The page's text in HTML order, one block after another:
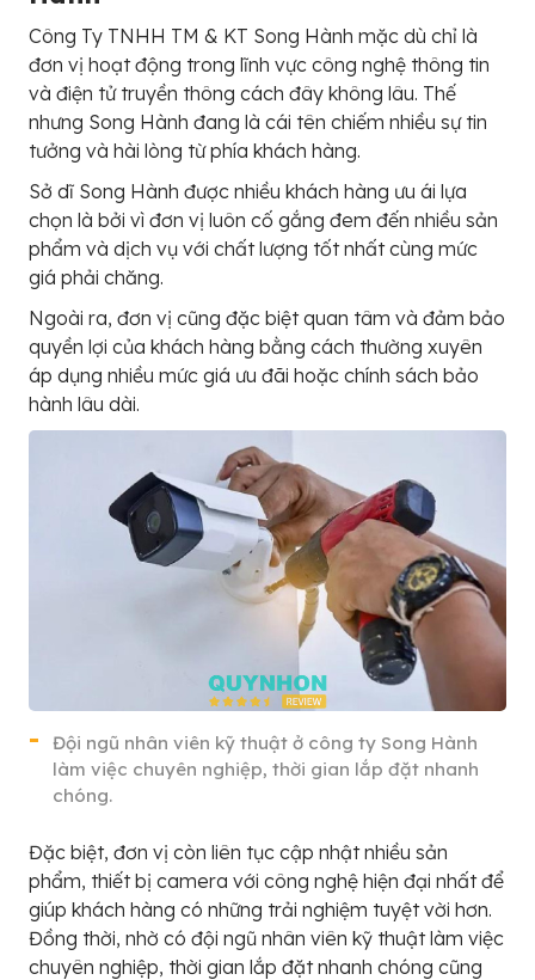
Công Ty TNHH TM & KT Song Hành mặc dù chỉ là
đơn vị hoạt động trong lĩnh vực công nghệ thông tin
và điện tử truyền thông cách đây không lâu. Thế
nhưng Song Hành đang là cái tên chiếm nhiều sự tin
tưởng và hài lòng từ phía khách hàng.
Sở dĩ Song Hành được nhiều khách hàng ưu ái lựa
chọn là bởi vì đơn vị luôn cố gắng đem đến nhiều sản
phẩm và dịch vụ với chất lượng tốt nhất cùng mức
giá phải chăng.
Ngoài ra, đơn vị cũng đặc biệt quan tâm và đảm bảo
quyền lợi của khách hàng bằng cách thường xuyên
áp dụng nhiều mức giá ưu đãi hoặc chính sách bảo
hành lâu dài.
Đội ngũ nhân viên kỹ thuật ở công ty Song Hành
làm việc chuyên nghiệp, thời gian lắp đặt nhanh
chóng.
Đặc biệt, đơn vị còn liên tục cập nhật nhiều sản
phẩm, thiết bị camera với công nghệ hiện đại nhất để
giúp khách hàng có những trải nghiệm tuyệt vời hơn.
Đồng thời, nhờ có đội ngũ nhân viên kỹ thuật làm việc
chuyên nghiệp, thời gian lắp đặt nhanh chóng cũng